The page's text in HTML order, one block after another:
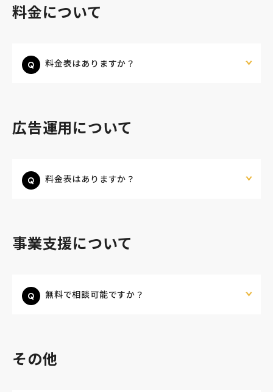
料金について
料金表はありますか？
広告運用について
料金表はありますか？
事業支援について
無料で相談可能ですか？
その他